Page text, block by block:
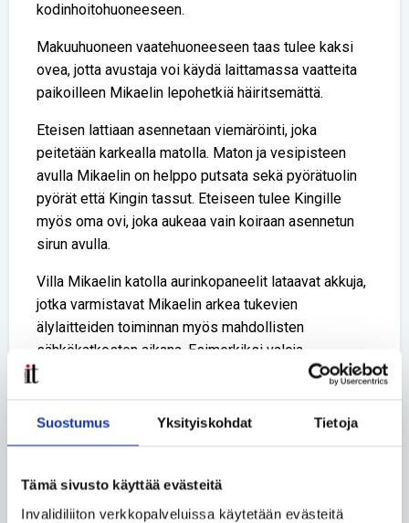
Suostumus Yksityiskohdat Tietoja
Tämä sivusto käyttää evästeitä
Invalidiliiton verkkopalveluissa käytetään evästeitä
kodinhoitohuoneeseen.
Makuuhuoneen vaatehuoneeseen taas tulee kaksi
ovea, jotta avustaja voi käydä laittamassa vaatteita
paikoilleen Mikaelin lepohetkiä häiritsemättä.
Eteisen lattiaan asennetaan viemäröinti, joka
peitetään karkealla matolla. Maton ja vesipisteen
avulla Mikaelin on helppo putsata sekä pyörätuolin
pyörät että Kingin tassut. Eteiseen tulee Kingille
myös oma ovi, joka aukeaa vain koiraan asennetun
sirun avulla.
Villa Mikaelin katolla aurinkopaneelit lataavat akkuja,
jotka varmistavat Mikaelin arkea tukevien
älylaitteiden toiminnan myös mahdollisten
sähkökatkosten aikana. Esimerkiksi valoja,
ikkunoiden kaihtimia ja ovisilmäkameraa ohjataan
Kuntoutusstudio kotona
monitoimitilana toimiva kuntoutusstudio. Kulku
kuntoutusstudioon on suunniteltu sisäteitse